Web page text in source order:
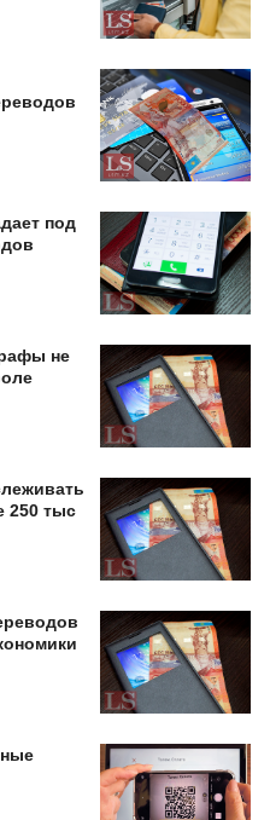
под
не
250 тыс